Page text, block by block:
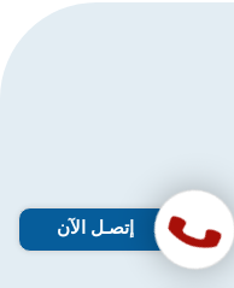
إتصـل الآن